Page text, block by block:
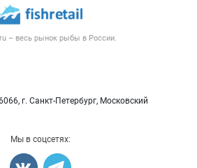
– весь рынок рыбы в России.
г. Санкт-Петербург, Московский
Публичная оферта
информация
персональных данных
Новости рынка
Блог
Рыба
Икра
Мы в соцсетях: